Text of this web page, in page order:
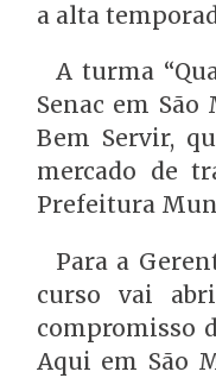
a alta
A turma
Senac em
Bem Servir,
mercado de
Prefeitura
Para a
curso vai
compromisso
Aqui em São